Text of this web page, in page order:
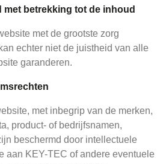
betrekking tot de inhoud
met de grootste zorg
echter niet de juistheid van alle
garanderen.
met inbegrip van de merken,
product- of bedrijfsnamen,
beschermd door intellectuele
aan KEY-TEC of andere eventuele